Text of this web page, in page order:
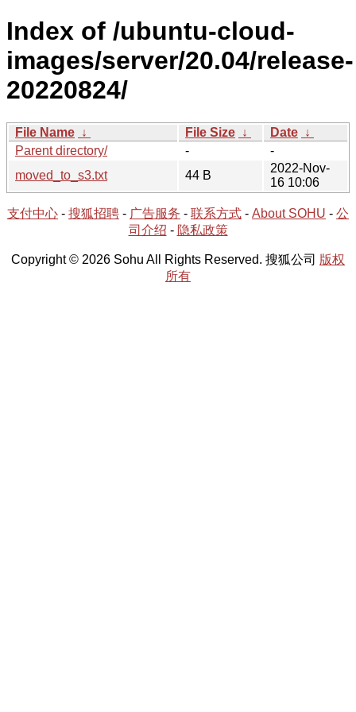
Index of /ubuntu-cloud-
images/server/20.04/release-
20220824/
File Name ↓ File Size ↓ Date ↓
Parent directory/
-
-
moved_to_s3.txt
44 B
2022-Nov-
16 10:06
支付中心 - 搜狐招聘 - 广告服务 - 联系方式 - About SOHU - 公
司介绍 - 隐私政策
Copyright © 2026 Sohu All Rights Reserved. 搜狐公司 版权
所有